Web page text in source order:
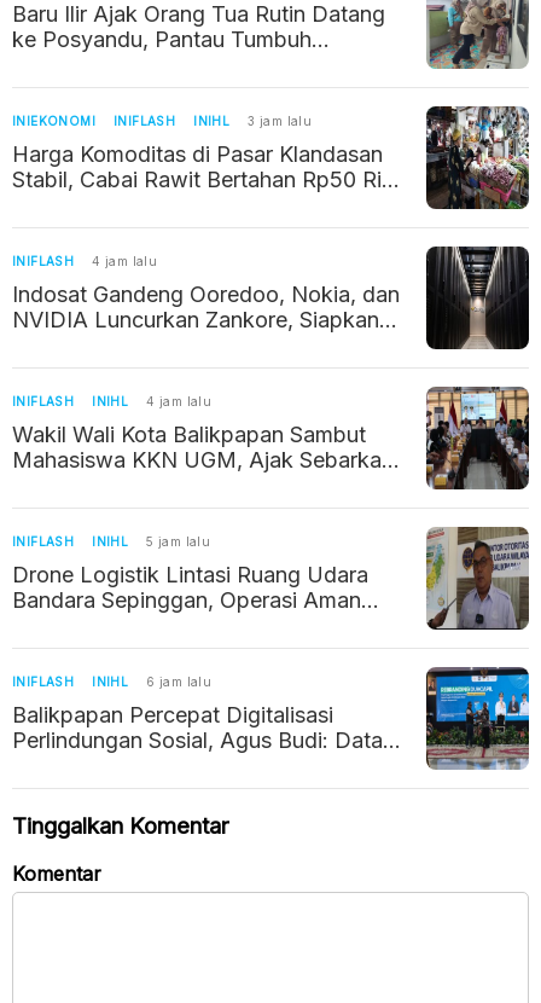
Baru Ilir Ajak Orang Tua Rutin Datang
ke Posyandu, Pantau Tumbuh
INIEKONOMI INIFLASH INIHL 3 jam lalu
Harga Komoditas di Pasar Klandasan
Stabil, Cabai Rawit Bertahan Rp50 Ribu
INIFLASH 4 jam lalu
Indosat Gandeng Ooredoo, Nokia, dan
NVIDIA Luncurkan Zankore, Siapkan
INIFLASH INIHL 4 jam lalu
Wakil Wali Kota Balikpapan Sambut
Mahasiswa KKN UGM, Ajak Sebarkan
INIFLASH INIHL 5 jam lalu
Drone Logistik Lintasi Ruang Udara
Bandara Sepinggan, Operasi Aman
INIFLASH INIHL 6 jam lalu
Balikpapan Percepat Digitalisasi
Perlindungan Sosial, Agus Budi: Data
Sasaran
Tinggalkan Komentar
Komentar